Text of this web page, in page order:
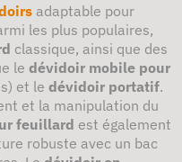
adaptable pour
les plus populaires,
classique, ainsi que des
le dévidoir mobile pour
et le dévidoir portatif.
et la manipulation du
feuillard est également
robuste avec un bac